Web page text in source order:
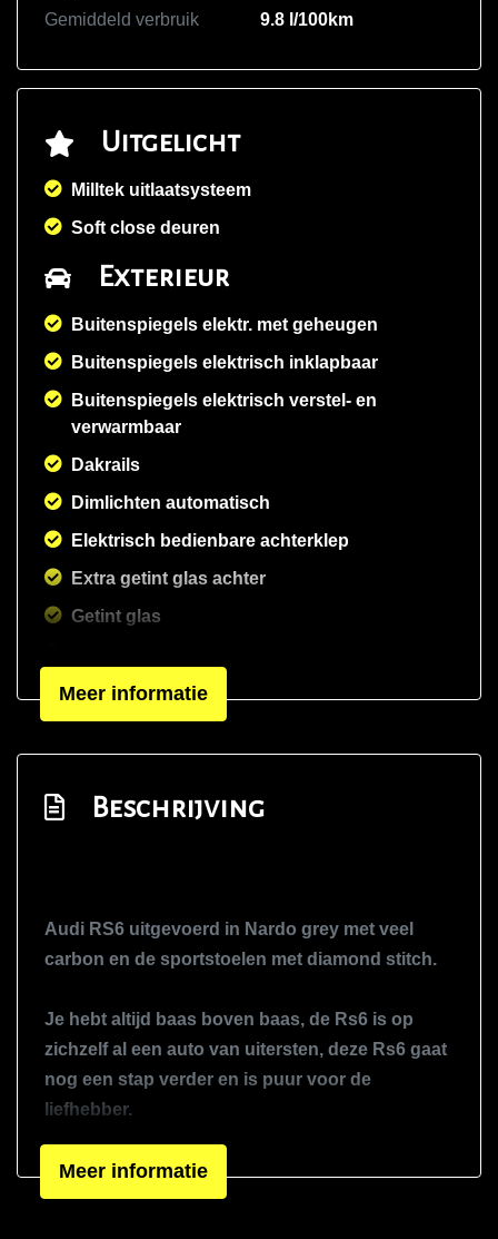
Gemiddeld verbruik
9.8 l/100km
Uitgelicht
Milltek uitlaatsysteem
Soft close deuren
Exterieur
Buitenspiegels elektr. met geheugen
Buitenspiegels elektrisch inklapbaar
Buitenspiegels elektrisch verstel- en
verwarmbaar
Dakrails
Dimlichten automatisch
Elektrisch bedienbare achterklep
Extra getint glas achter
Getint glas
Keramische remschijven
Lichtmetalen velgen 21"
Open dak
Panoramadak
Soft close deuren
Sportonderstel
Sportvelgen
Warmtewerend glas
Interieur
Meer informatie
Beschrijving
Audi RS6 uitgevoerd in Nardo grey met veel
carbon en de sportstoelen met diamond stitch.
Je hebt altijd baas boven baas, de Rs6 is op
zichzelf al een auto van uitersten, deze Rs6 gaat
nog een stap verder en is puur voor de
liefhebber.
Origineel al uitgevoerd met nagenoeg alle
Meer informatie